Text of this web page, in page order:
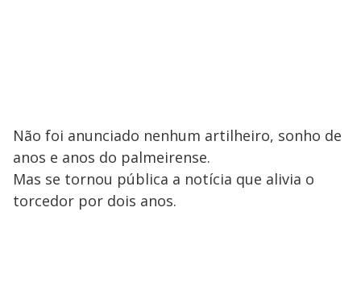
Não foi anunciado nenhum artilheiro, sonho de
anos e anos do palmeirense.
Mas se tornou pública a notícia que alivia o
torcedor por dois anos.